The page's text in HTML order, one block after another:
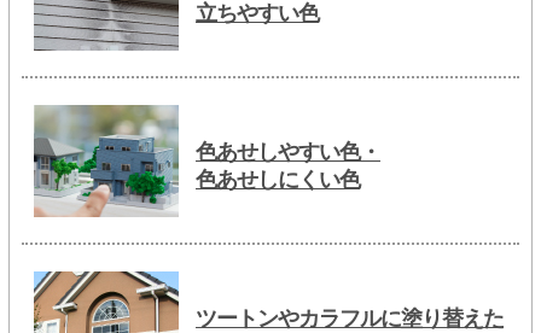
立ちやすい色
色あせしやすい色・
色あせしにくい色
ツートンやカラフルに塗り替えた